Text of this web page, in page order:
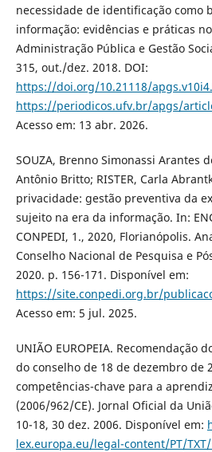
necessidade de identificação como
informação: evidências e práticas
Administração Pública e Gestão
315, out./dez. 2018. DOI:
https://doi.org/10.21118/
https://periodicos.ufv.br/apgs/
Acesso em: 13 abr. 2026.
SOUZA, Brenno Simonassi Arantes
Antônio Britto; RISTER, Carla
privacidade: gestão preventiva da
sujeito na era da informação. In:
CONPEDI, 1., 2020, Florianópolis.
Conselho Nacional de Pesquisa e
2020. p. 156-171. Disponível em:
https://site.conpedi.org.br/
Acesso em: 5 jul. 2025.
UNIÃO EUROPEIA. Recomendação
do conselho de 18 de dezembro de
competências-chave para a
(2006/962/CE). Jornal Oficial da
10-18, 30 dez. 2006. Disponível em:
lex.europa.eu/legal-content/PT/TXT/